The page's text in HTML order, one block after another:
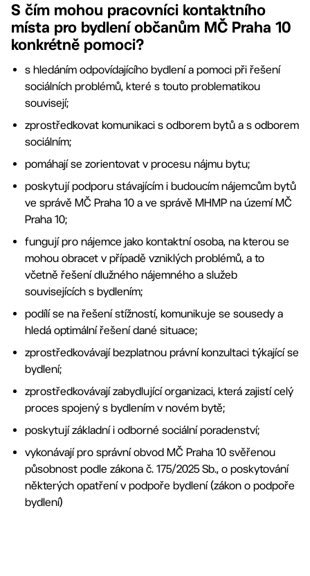
S čím mohou pracovníci kontaktního
místa pro bydlení občanům MČ Praha 10
konkrétně pomoci?
s hledáním odpovídajícího bydlení a pomoci při řešení
sociálních problémů, které s touto problematikou
souvisejí;
zprostředkovat komunikaci s odborem bytů a s odborem
sociálním;
pomáhají se zorientovat v procesu nájmu bytu;
poskytují podporu stávajícím i budoucím nájemcům bytů
ve správě MČ Praha 10 a ve správě MHMP na území MČ
Praha 10;
fungují pro nájemce jako kontaktní osoba, na kterou se
mohou obracet v případě vzniklých problémů, a to
včetně řešení dlužného nájemného a služeb
souvisejících s bydlením;
podílí se na řešení stížností, komunikuje se sousedy a
hledá optimální řešení dané situace;
zprostředkovávají bezplatnou právní konzultaci týkající se
bydlení;
zprostředkovávají zabydlující organizaci, která zajistí celý
proces spojený s bydlením v novém bytě;
poskytují základní i odborné sociální poradenství;
​vykonávají pro správní obvod MČ Praha 10 svěřenou
působnost podle zákona č. 175/2025 Sb., o poskytování
některých opatření v podpoře bydlení (zákon o podpoře
bydlení)